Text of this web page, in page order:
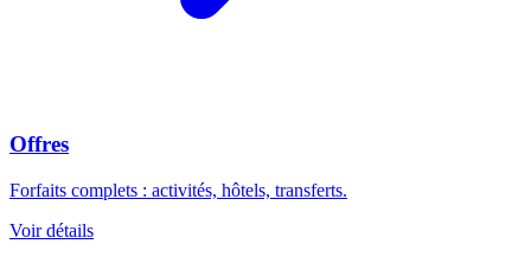
Offres
Forfaits complets : activités, hôtels, transferts.
Voir détails